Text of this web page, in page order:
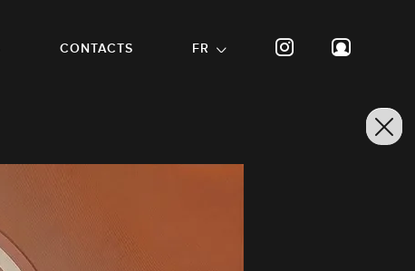
CONTACTS FR